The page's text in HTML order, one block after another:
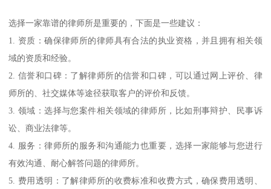
选择一家靠谱的律师所是重要的，下面是一些建议：
1. 资质：确保律师所的律师具有合法的执业资格，并且拥有相关领
域的资质和经验。
2. 信誉和口碑：了解律师所的信誉和口碑，可以通过网上评价、律
师所的、社交媒体等途径获取客户的评价和反馈。
3. 领域：选择与您案件相关领域的律师所，比如刑事辩护、民事诉
讼、商业法律等。
4. 服务：律师所的服务和沟通能力也重要，选择一家能够与您进行
有效沟通、耐心解答问题的律师所。
5. 费用透明：了解律师所的收费标准和收费方式，确保费用透明、